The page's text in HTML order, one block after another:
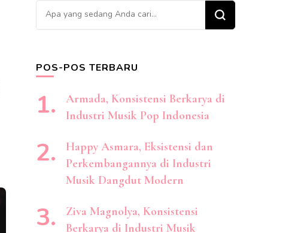
Mencari
Sesuatu?
POS-POS TERBARU
Armada, Konsistensi Berkarya di
Industri Musik Pop Indonesia
Happy Asmara, Eksistensi dan
Perkembangannya di Industri
Musik Dangdut Modern
Ziva Magnolya, Konsistensi
Berkarya di Industri Musik